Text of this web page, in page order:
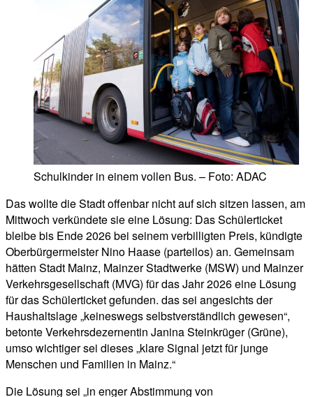
Schulkinder in einem vollen Bus. – Foto: ADAC
Das wollte die Stadt offenbar nicht auf sich sitzen lassen, am
Mittwoch verkündete sie eine Lösung: Das Schülerticket
bleibe bis Ende 2026 bei seinem verbilligten Preis, kündigte
Oberbürgermeister Nino Haase (parteilos) an. Gemeinsam
hätten Stadt Mainz, Mainzer Stadtwerke (MSW) und Mainzer
Verkehrsgesellschaft (MVG) für das Jahr 2026 eine Lösung
für das Schülerticket gefunden. das sei angesichts der
Haushaltslage „keineswegs selbstverständlich gewesen“,
betonte Verkehrsdezernentin Janina Steinkrüger (Grüne),
umso wichtiger sei dieses „klare Signal jetzt für junge
Menschen und Familien in Mainz.“
Die Lösung sei „in enger Abstimmung von